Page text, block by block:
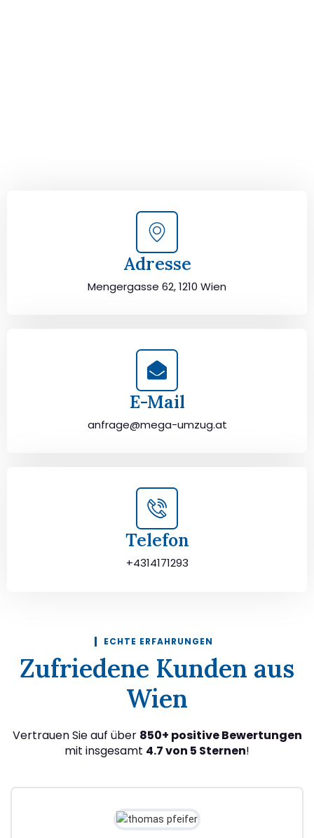
Adresse
Mengergasse 62, 1210 Wien
E-Mail
anfrage@mega-umzug.at
Telefon
+4314171293
ECHTE ERFAHRUNGEN
Zufriedene Kunden aus
Wien
Vertrauen Sie auf über 850+ positive Bewertungen
mit insgesamt 4.7 von 5 Sternen!